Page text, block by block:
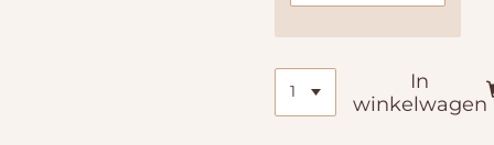
In
winkelwagen